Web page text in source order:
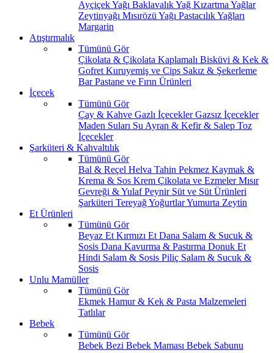
Ayçiçek Yağı Baklavalık Yağ Kızartma Yağlar
Zeytinyağı Mısırözü Yağı Pastacılık Yağları
Margarin
Atıştırmalık
Tümünü Gör
Çikolata & Çikolata Kaplamalı Bisküvi & Kek &
Gofret Kuruyemiş ve Cips Sakız & Şekerleme
BarPastane ve Fırın Ürünleri
İçecek
Tümünü Gör
Çay & Kahve Gazlı İçeceklerGazsız İçecekler
Maden Suları Su Ayran & Kefir & Salep Toz
İçecekler
Şarküteri & Kahvaltılık
Tümünü Gör
Bal & Reçel Helva Tahin Pekmez Kaymak &
Krema & Sos Krem Çikolata ve EzmelerMısır
Gevreği & YulafPeynir Süt ve Süt Ürünleri
Şarküteri TereyağYoğurtlarYumurta Zeytin
Et Ürünleri
Tümünü Gör
Beyaz Et Kırmızı Et Dana Salam & Sucuk &
Sosis Dana Kavurma & Pastırma Donuk Et
Hindi Salam & Sosis Piliç Salam & Sucuk &
Sosis
Unlu Mamüller
Tümünü Gör
Ekmek Hamur & Kek & Pasta Malzemeleri
Tatlılar
Bebek
Tümünü Gör
Bebek Bezi Bebek Maması Bebek Sabunu